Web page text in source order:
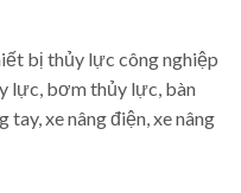
bị thủy lực công nghiệp
lực, bơm thủy lực, bàn
tay, xe nâng điện, xe nâng